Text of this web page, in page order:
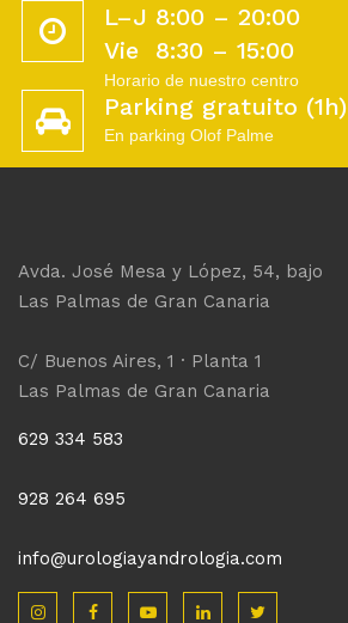
L–J 8:00 – 20:00
Vie 8:30 – 15:00
Horario de nuestro centro
Parking gratuito (1h)
En parking Olof Palme
Avda. José Mesa y López, 54, bajo
Las Palmas de Gran Canaria
C/ Buenos Aires, 1 · Planta 1
Las Palmas de Gran Canaria
629 334 583
928 264 695
info@urologiayandrologia.com